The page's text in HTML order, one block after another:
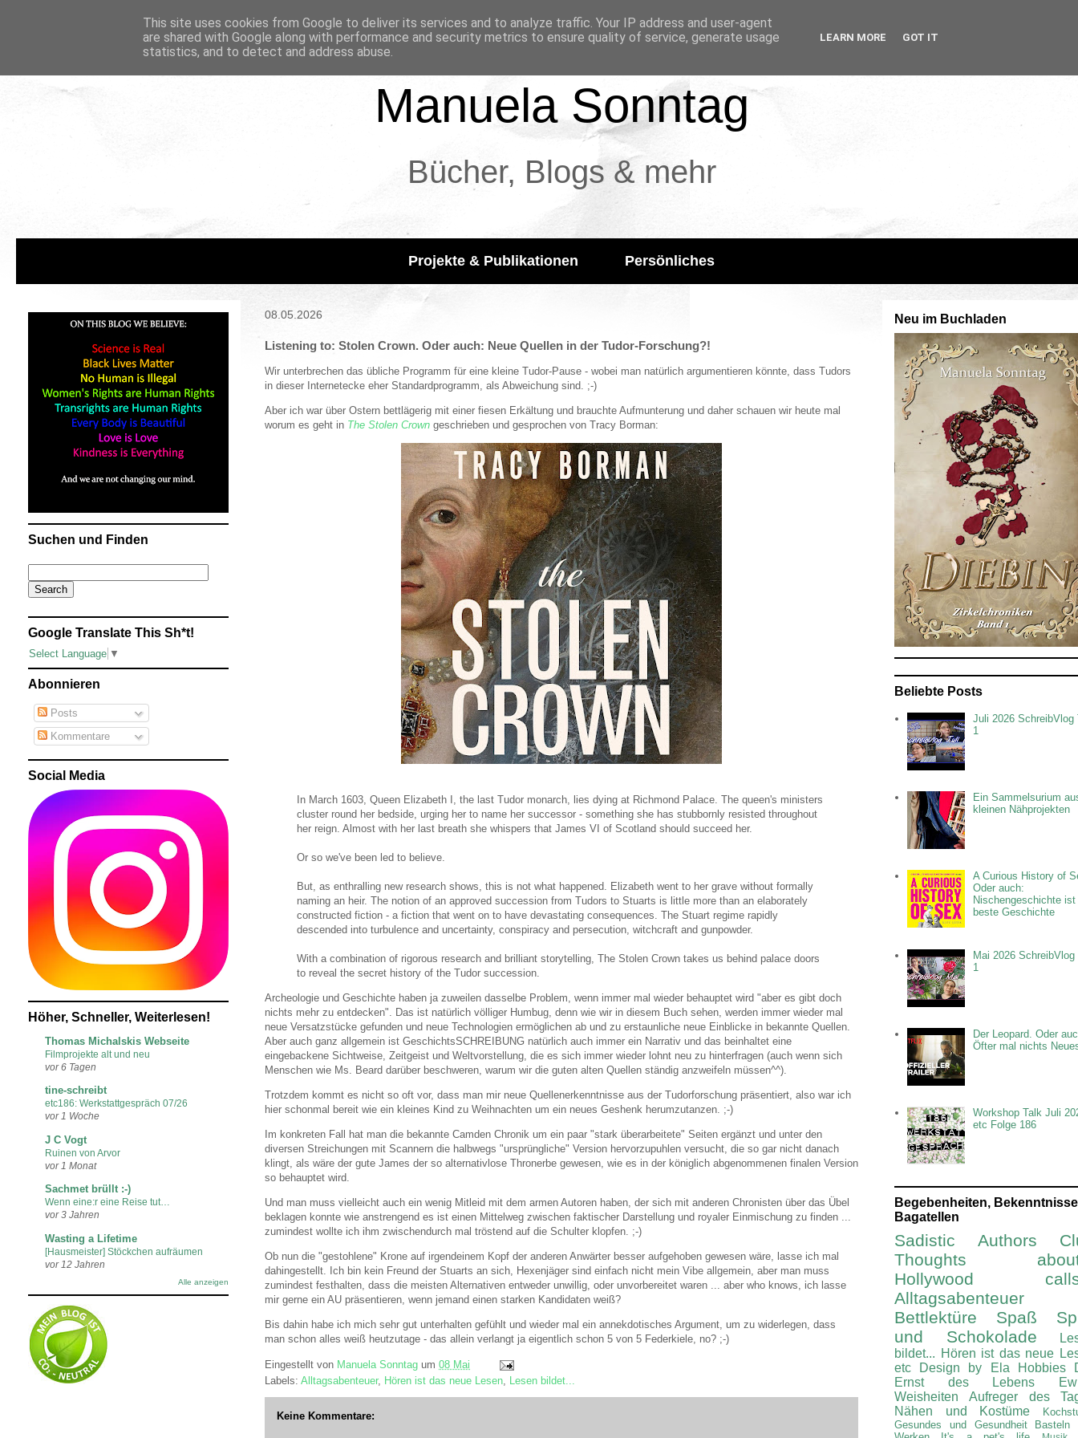
Manuela Sonntag
Bücher, Blogs & mehr
Projekte & Publikationen Persönliches
08.05.2026
Listening to: Stolen Crown. Oder auch: Neue Quellen in der Tudor-Forschung?!
Wir unterbrechen das übliche Programm für eine kleine Tudor-Pause - wobei man natürlich argumentieren könnte, dass Tudors
in dieser Internetecke eher Standardprogramm, als Abweichung sind. ;-)
Aber ich war über Ostern bettlägerig mit einer fiesen Erkältung und brauchte Aufmunterung und daher schauen wir heute mal
worum es geht in The Stolen Crown geschrieben und gesprochen von Tracy Borman:
In March 1603, Queen Elizabeth I, the last Tudor monarch, lies dying at Richmond Palace. The queen's ministers
cluster round her bedside, urging her to name her successor - something she has stubbornly resisted throughout
her reign. Almost with her last breath she whispers that James VI of Scotland should succeed her.
Or so we've been led to believe.
But, as enthralling new research shows, this is not what happened. Elizabeth went to her grave without formally
naming an heir. The notion of an approved succession from Tudors to Stuarts is little more than an elaborately
constructed fiction - a fiction that went on to have devastating consequences. The Stuart regime rapidly
descended into turbulence and uncertainty, conspiracy and persecution, witchcraft and gunpowder.
With a combination of rigorous research and brilliant storytelling, The Stolen Crown takes us behind palace doors
to reveal the secret history of the Tudor succession.
Archeologie und Geschichte haben ja zuweilen dasselbe Problem, wenn immer mal wieder behauptet wird "aber es gibt doch
nichts mehr zu entdecken". Das ist natürlich völliger Humbug, denn wie wir in diesem Buch sehen, werden immer wieder mal
neue Versatzstücke gefunden und neue Technologien ermöglichen ab und zu erstaunliche neue Einblicke in bekannte Quellen.
Aber auch ganz allgemein ist GeschichtsSCHREIBUNG natürlich auch immer ein Narrativ und das beinhaltet eine
eingebackene Sichtweise, Zeitgeist und Weltvorstellung, die es sich immer wieder lohnt neu zu hinterfragen (auch wenn sich
Menschen wie Ms. Beard darüber beschweren, warum wir die guten alten Quellen ständig anzweifeln müssen^^).
Trotzdem kommt es nicht so oft vor, dass man mir neue Quellenerkenntnisse aus der Tudorforschung präsentiert, also war ich
hier schonmal bereit wie ein kleines Kind zu Weihnachten um ein neues Geshenk herumzutanzen. ;-)
Im konkreten Fall hat man die bekannte Camden Chronik um ein paar "stark überarbeitete" Seiten ergänzt und unter den
diversen Streichungen mit Scannern die halbwegs "ursprüngliche" Version hervorzupuhlen versucht, die so gar nicht danach
klingt, als wäre der gute James der so alternativlose Thronerbe gewesen, wie es in der königlich abgenommenen finalen Version
so behauptet wird.
Und man muss vielleicht auch ein wenig Mitleid mit dem armen Autoren haben, der sich mit anderen Chronisten über das Übel
beklagen konnte wie anstrengend es ist einen Mittelweg zwischen faktischer Darstellung und royaler Einmischung zu finden ...
zumindest wollte ich ihm zwischendurch mal tröstend auf die Schulter klopfen. ;-)
Ob nun die "gestohlene" Krone auf irgendeinem Kopf der anderen Anwärter besser aufgehoben gewesen wäre, lasse ich mal
dahingestellt. Ich bin kein Freund der Stuarts an sich, Hexenjäger sind einfach nicht mein Vibe allgemein, aber man muss
zumindest festhalten, dass die meisten Alternativen entweder unwillig, oder unvorbereitet waren ... aber who knows, ich lasse
mir gerne ein AU präsentieren, wenn jemand einen starken Kandidaten weiß?
Bis dahin habe ich mich sehr gut unterhalten gefühlt und wieder mal ein annekdotisches Argument, um zu widerlegen, dass
man schon alles weiß heutzutage - das allein verlangt ja eigentlich schon 5 von 5 Federkiele, no? ;-)
Eingestellt von Manuela Sonntag um 08 Mai
Labels: Alltagsabenteuer, Hören ist das neue Lesen, Lesen bildet...
Keine Kommentare:
Suchen und Finden
Google Translate This Sh*t!
Select Language ▼
Abonnieren
Posts
Kommentare
Social Media
Höher, Schneller, Weiterlesen!
Thomas Michalskis Webseite
Filmprojekte alt und neu
vor 6 Tagen
tine-schreibt
etc186: Werkstattgespräch 07/26
vor 1 Woche
J C Vogt
Ruinen von Arvor
vor 1 Monat
Sachmet brüllt :-)
Wenn eine:r eine Reise tut…
vor 3 Jahren
Wasting a Lifetime
[Hausmeister] Stöckchen aufräumen
vor 12 Jahren
Alle anzeigen
Neu im Buchladen
Beliebte Posts
Juli 2026 SchreibVlog
1
Ein Sammelsurium
kleinen Nähprojekten
A Curious History of
Oder auch:
Nischengeschichte ist
beste Geschichte
Mai 2026 SchreibVlog
1
Der Leopard. Oder
Öfter mal nichts
Workshop Talk Juli
etc Folge 186
Begebenheiten,
Bagatellen
Sadistic Authors
Thoughts
Hollywood
Alltagsabenteuer
Bettlektüre
Spaß
und Schokolade
bildet... Hören ist das neue
etc
Design by Ela Hobbies
Ernst des Lebens
Weisheiten
Aufreger des
Nähen und Kostüme
Gesundes und Gesundheit
Basteln
This site uses cookies from Google to deliver its services and to analyze traffic. Your IP address and user-agent
are shared with Google along with performance and security metrics to ensure quality of service, generate usage
statistics, and to detect and address abuse.
LEARN MORE GOT IT